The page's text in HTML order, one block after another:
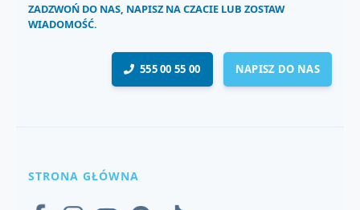
ZADZWOŃ DO NAS, NAPISZ NA CZACIE LUB ZOSTAW
WIADOMOŚĆ.
555 00 55 00 NAPISZ DO NAS
STRONA GŁÓWNA